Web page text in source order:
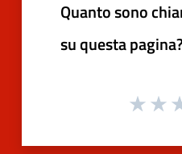
Quanto sono
su questa